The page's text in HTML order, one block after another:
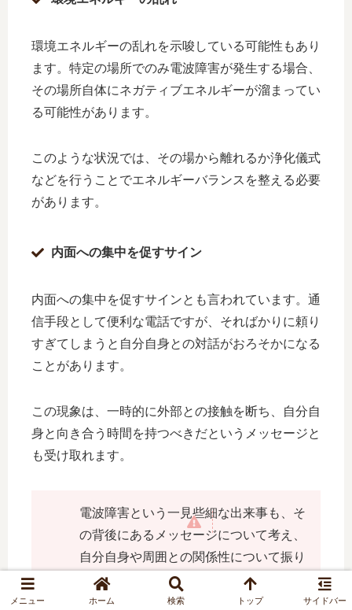
環境エネルギーの乱れを示唆している可能性もあり
ます。特定の場所でのみ電波障害が発生する場合、
その場所自体にネガティブエネルギーが溜まってい
る可能性があります。
このような状況では、その場から離れるか浄化儀式
などを行うことでエネルギーバランスを整える必要
があります。
内面への集中を促すサイン
内面への集中を促すサインとも言われています。通
信手段として便利な電話ですが、そればかりに頼り
すぎてしまうと自分自身との対話がおろそかになる
ことがあります。
この現象は、一時的に外部との接触を断ち、自分自
身と向き合う時間を持つべきだというメッセージと
も受け取れます。
電波障害という一見些細な出来事も、そ
の背後にあるメッセージについて考え、
自分自身や周囲との関係性について振り
返る良い機会として活用してみてくださ
い。
メニュー ホーム 検索 トップ サイドバー